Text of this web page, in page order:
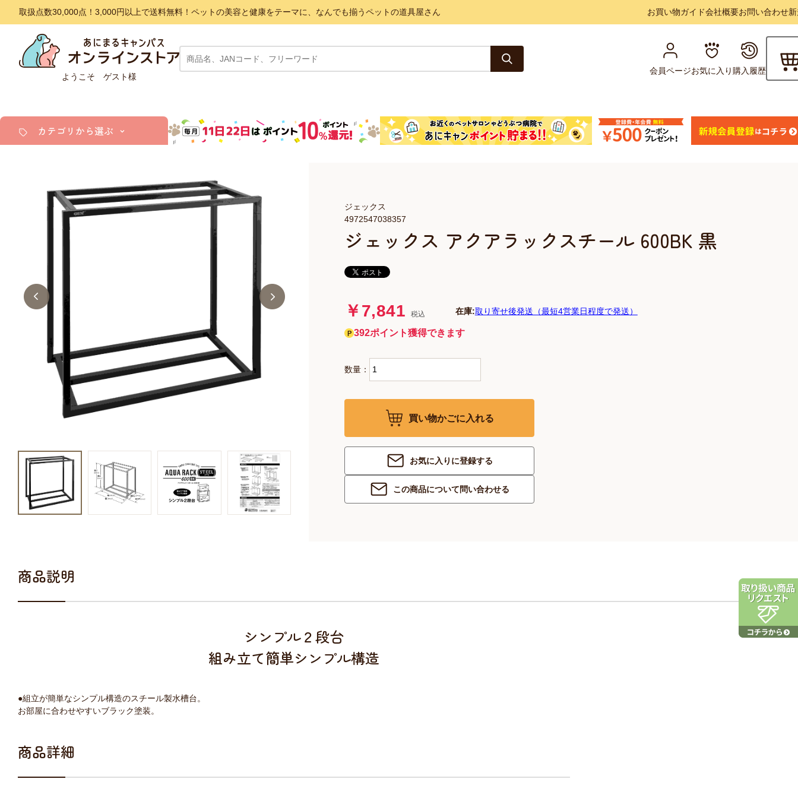
取扱点数30,000点！3,000円以上で送料無料！ペットの美容と健康をテーマに、なんでも揃うペットの道具屋さん お買い物ガイド会社概要お問い合わせ
ようこそ ゲスト様
会員ページお気に入り購入履歴
カテゴリから選ぶ
小動物・鳥
アクア・爬虫類・昆虫
美容・ケア用品
服・おさんぽ用品
リビング雑貨
トリマーグッズ
シニアサポート
ジェックス アクアラックスチール 600BK 黒
4972547038357
ジェックス
￥7,841 税込 在庫:取り寄せ後発送（最短4営業日程度で発送）
392ポイント獲得できます
数量：
買い物かごに入れる
お気に入りに登録する
この商品について問い合わせる
商品説明
シンプル２段台
組み立て簡単シンプル構造
●組立が簡単なシンプル構造のスチール製水槽台。
お部屋に合わせやすいブラック塗装。
商品詳細